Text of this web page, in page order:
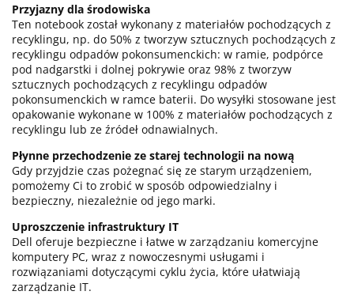
Przyjazny dla środowiska
Ten notebook został wykonany z materiałów pochodzących z
recyklingu, np. do 50% z tworzyw sztucznych pochodzących z
recyklingu odpadów pokonsumenckich: w ramie, podpórce
pod nadgarstki i dolnej pokrywie oraz 98% z tworzyw
sztucznych pochodzących z recyklingu odpadów
pokonsumenckich w ramce baterii. Do wysyłki stosowane jest
opakowanie wykonane w 100% z materiałów pochodzących z
recyklingu lub ze źródeł odnawialnych.
Płynne przechodzenie ze starej technologii na nową
Gdy przyjdzie czas pożegnać się ze starym urządzeniem,
pomożemy Ci to zrobić w sposób odpowiedzialny i
bezpieczny, niezależnie od jego marki.
Uproszczenie infrastruktury IT
Dell oferuje bezpieczne i łatwe w zarządzaniu komercyjne
komputery PC, wraz z nowoczesnymi usługami i
rozwiązaniami dotyczącymi cyklu życia, które ułatwiają
zarządzanie IT.